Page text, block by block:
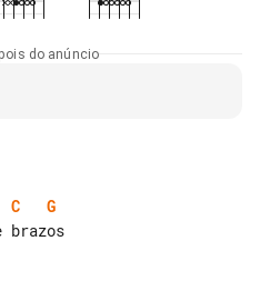
do anúncio
C
G